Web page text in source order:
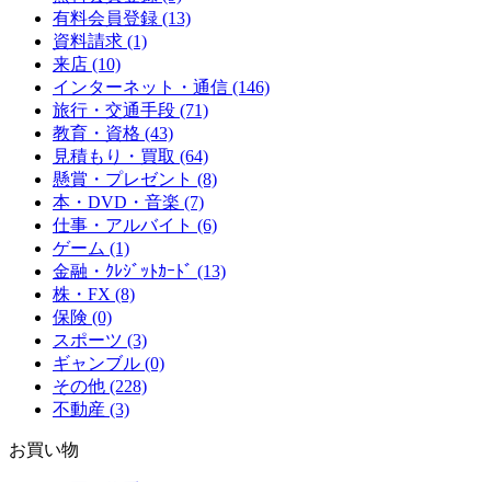
有料会員登録 (13)
資料請求 (1)
来店 (10)
インターネット・通信 (146)
旅行・交通手段 (71)
教育・資格 (43)
見積もり・買取 (64)
懸賞・プレゼント (8)
本・DVD・音楽 (7)
仕事・アルバイト (6)
ゲーム (1)
金融・ｸﾚｼﾞｯﾄｶｰﾄﾞ (13)
株・FX (8)
保険 (0)
スポーツ (3)
ギャンブル (0)
その他 (228)
不動産 (3)
お買い物